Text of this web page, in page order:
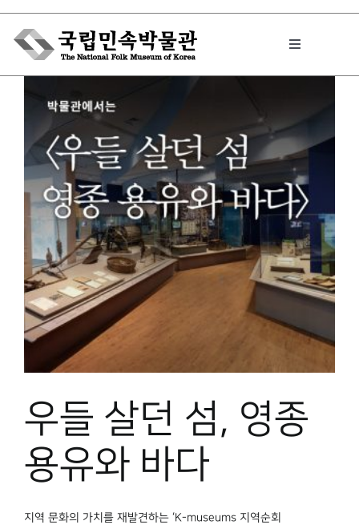
Skip
content
Toggle
박물관에서는
민속이야기
민속 인사이드
원문보기 PDF
박물관 홈페이지
우들 살던 섬, 영종
용유와 바다
지역 문화의 가치를 재발견하는 ‘K-museums 지역순회